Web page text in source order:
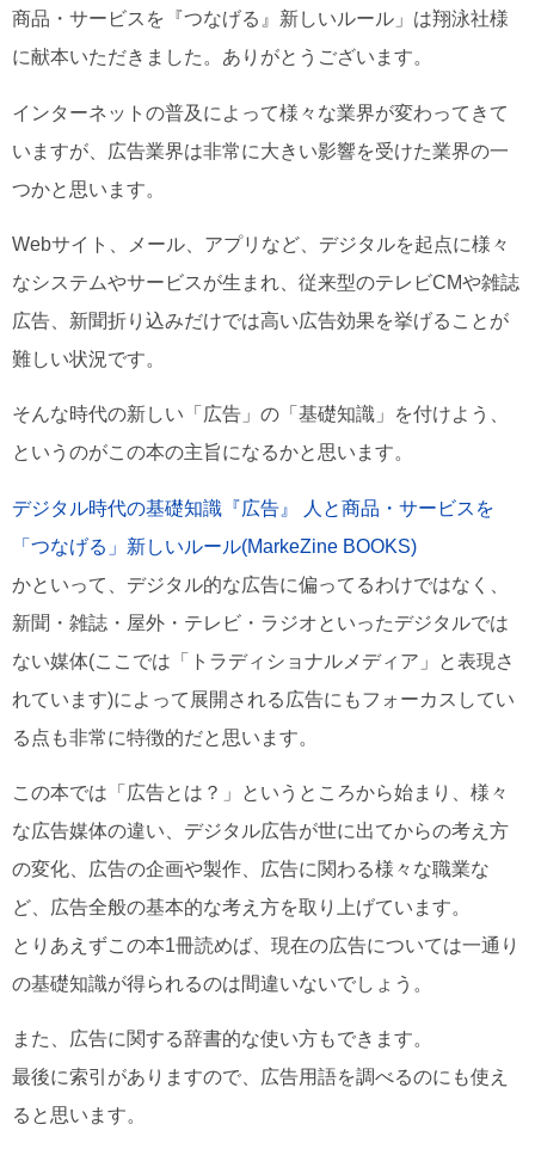
商品・サービスを『つなげる』新しいルール」は翔泳社様
に献本いただきました。ありがとうございます。
インターネットの普及によって様々な業界が変わってきて
いますが、広告業界は非常に大きい影響を受けた業界の一
つかと思います。
Webサイト、メール、アプリなど、デジタルを起点に様々
なシステムやサービスが生まれ、従来型のテレビCMや雑誌
広告、新聞折り込みだけでは高い広告効果を挙げることが
難しい状況です。
そんな時代の新しい「広告」の「基礎知識」を付けよう、
というのがこの本の主旨になるかと思います。
デジタル時代の基礎知識『広告』 人と商品・サービスを
「つなげる」新しいルール(MarkeZine BOOKS)
かといって、デジタル的な広告に偏ってるわけではなく、
新聞・雑誌・屋外・テレビ・ラジオといったデジタルでは
ない媒体(ここでは「トラディショナルメディア」と表現さ
れています)によって展開される広告にもフォーカスしてい
る点も非常に特徴的だと思います。
この本では「広告とは？」というところから始まり、様々
な広告媒体の違い、デジタル広告が世に出てからの考え方
の変化、広告の企画や製作、広告に関わる様々な職業な
ど、広告全般の基本的な考え方を取り上げています。
とりあえずこの本1冊読めば、現在の広告については一通り
の基礎知識が得られるのは間違いないでしょう。
また、広告に関する辞書的な使い方もできます。
最後に索引がありますので、広告用語を調べるのにも使え
ると思います。